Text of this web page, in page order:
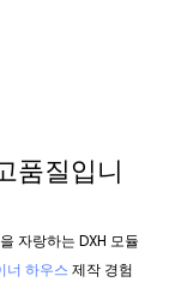
품질입니
자랑하는 DXH 모듈
너 하우스 제작 경험